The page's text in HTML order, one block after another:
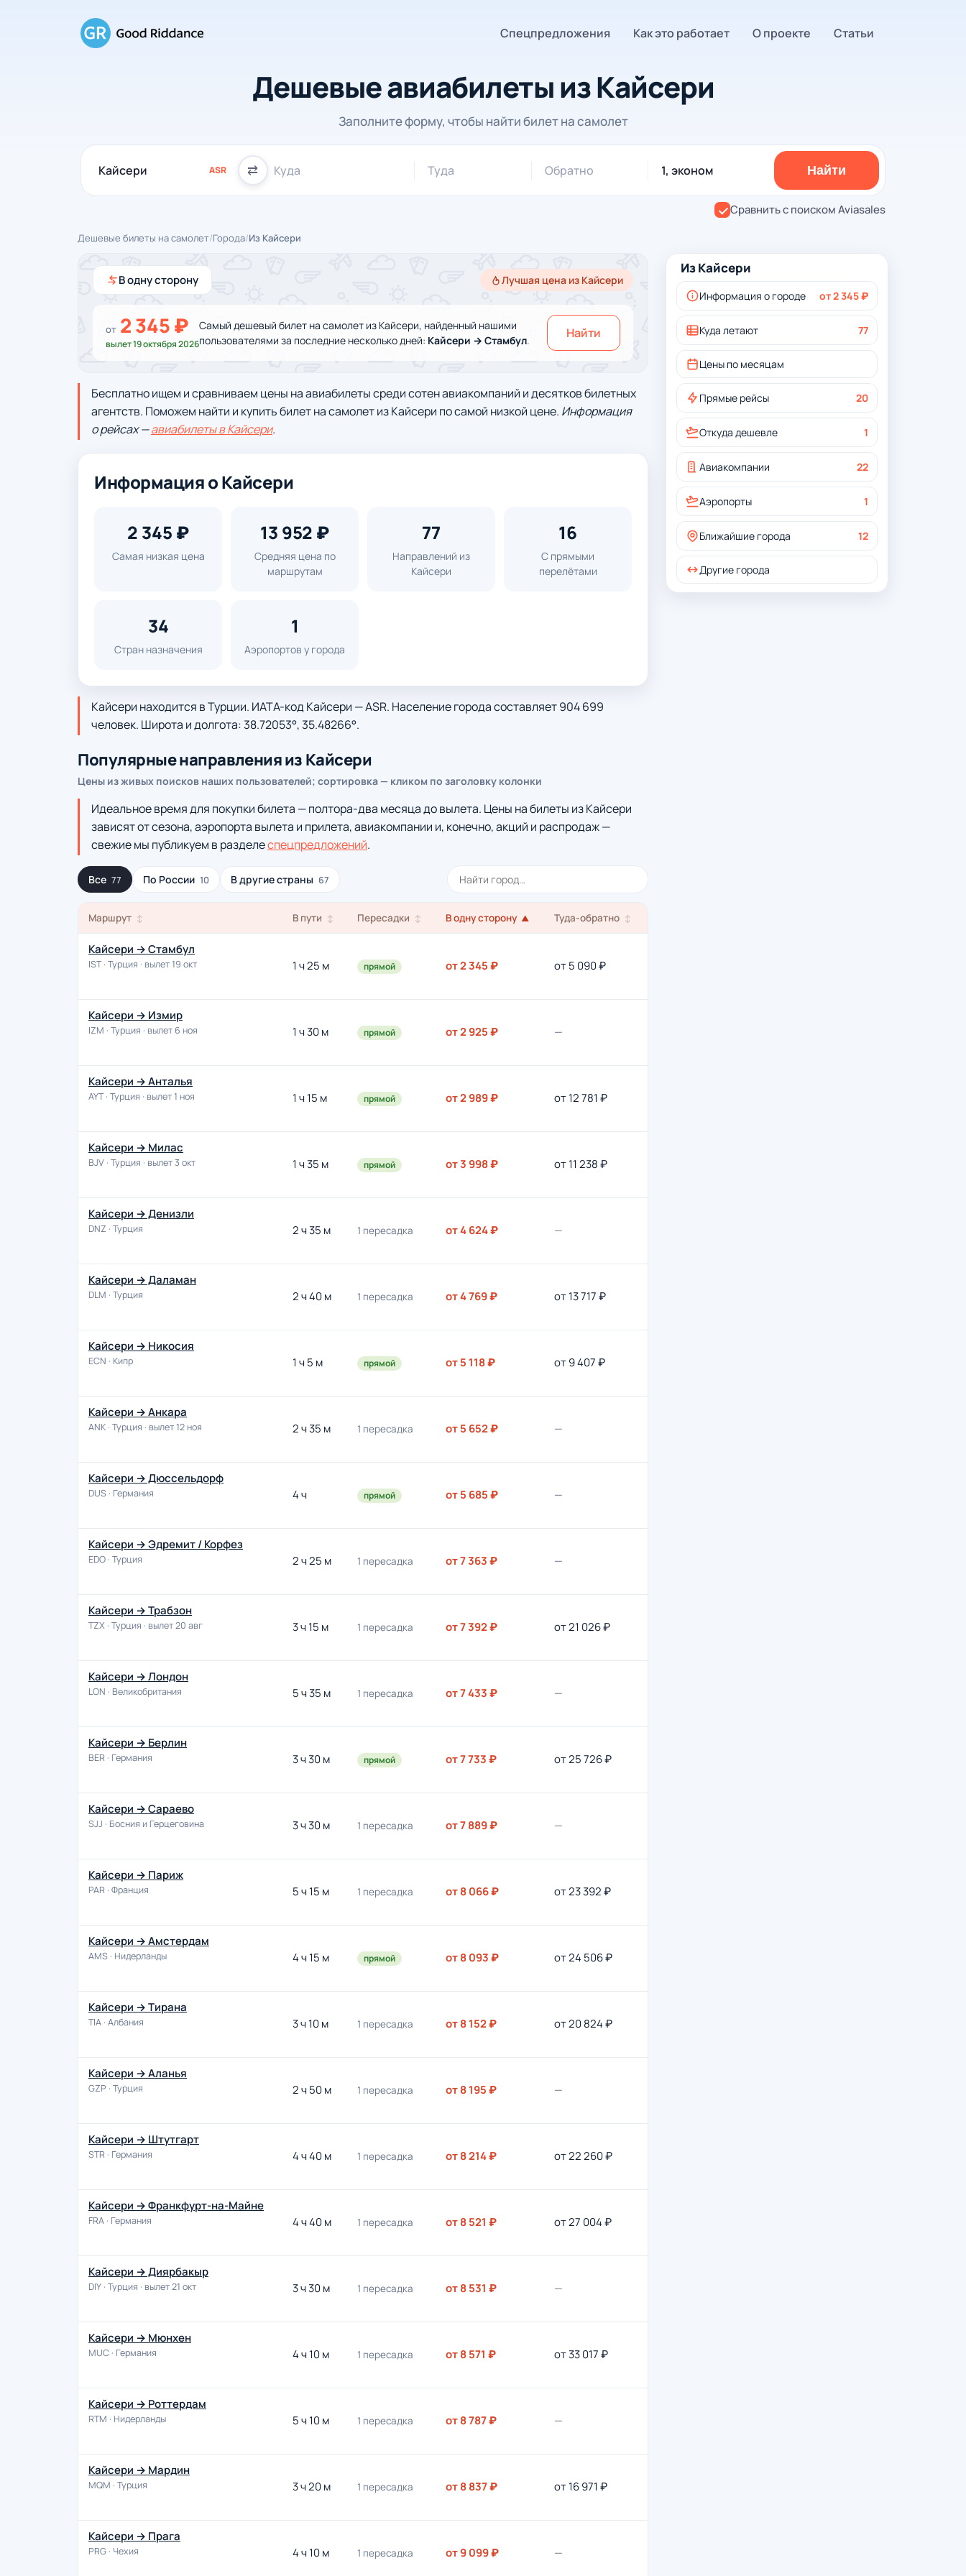
Спецпредложения Как это работает О проекте Статьи
Дешевые авиабилеты из Кайсери
Заполните форму, чтобы найти билет на самолет
ASR ⇄ Туда Обратно 1, эконом Найти
Сравнить с поиском Aviasales
Дешевые билеты на самолет/Города/Из Кайсери
В одну сторону Лучшая цена из Кайсери
от 2 345 ₽
вылет 19 октября 2026
Самый дешевый билет на самолет из Кайсери, найденный нашими
пользователями за последние несколько дней: Кайсери → Стамбул. Найти
Бесплатно ищем и сравниваем цены на авиабилеты среди сотен авиакомпаний и десятков билетных
агентств. Поможем найти и купить билет на самолет из Кайсери по самой низкой цене. Информация
о рейсах —авиабилеты в Кайсери.
Информация о Кайсери
2 345 ₽
Самая низкая цена
13 952 ₽
Средняя цена по
маршрутам
77
Направлений из
Кайсери
16
С прямыми
перелётами
34
Стран назначения
1
Аэропортов у города
Кайсери находится в Турции. ИАТА-код Кайсери — ASR. Население города составляет 904 699
человек. Широта и долгота: 38.72053°, 35.48266°.
Популярные направления из Кайсери
Цены из живых поисков наших пользователей; сортировка — кликом по заголовку колонки
Идеальное время для покупки билета — полтора-два месяца до вылета. Цены на билеты из Кайсери
зависят от сезона, аэропорта вылета и прилета, авиакомпании и, конечно, акций и распродаж —
свежие мы публикуем в разделеспецпредложений.
Все 77 По России 10 В другие страны 67
Маршрут ↕ В пути ↕ Пересадки ↕ В одну сторону ▲ Туда-обратно ↕
Кайсери → Стамбул
IST · Турция · вылет 19 окт 1 ч 25 м прямой от 2 345 ₽ от 5 090 ₽
Кайсери → Измир
IZM · Турция · вылет 6 ноя 1 ч 30 м прямой от 2 925 ₽ —
Кайсери → Анталья
AYT · Турция · вылет 1 ноя 1 ч 15 м прямой от 2 989 ₽ от 12 781 ₽
Кайсери → Милас
BJV · Турция · вылет 3 окт 1 ч 35 м прямой от 3 998 ₽ от 11 238 ₽
Кайсери → Денизли
DNZ · Турция 2 ч 35 м 1 пересадка от 4 624 ₽ —
Кайсери → Даламан
DLM · Турция 2 ч 40 м 1 пересадка от 4 769 ₽ от 13 717 ₽
Кайсери → Никосия
ECN · Кипр 1 ч 5 м прямой от 5 118 ₽ от 9 407 ₽
Кайсери → Анкара
ANK · Турция · вылет 12 ноя 2 ч 35 м 1 пересадка от 5 652 ₽ —
Кайсери → Дюссельдорф
DUS · Германия 4 ч прямой от 5 685 ₽ —
Кайсери → Эдремит / Корфез
EDO · Турция 2 ч 25 м 1 пересадка от 7 363 ₽ —
Кайсери → Трабзон
TZX · Турция · вылет 20 авг 3 ч 15 м 1 пересадка от 7 392 ₽ от 21 026 ₽
Кайсери → Лондон
LON · Великобритания 5 ч 35 м 1 пересадка от 7 433 ₽ —
Кайсери → Берлин
BER · Германия 3 ч 30 м прямой от 7 733 ₽ от 25 726 ₽
Кайсери → Сараево
SJJ · Босния и Герцеговина 3 ч 30 м 1 пересадка от 7 889 ₽ —
Кайсери → Париж
PAR · Франция 5 ч 15 м 1 пересадка от 8 066 ₽ от 23 392 ₽
Кайсери → Амстердам
AMS · Нидерланды 4 ч 15 м прямой от 8 093 ₽ от 24 506 ₽
Кайсери → Тирана
TIA · Албания 3 ч 10 м 1 пересадка от 8 152 ₽ от 20 824 ₽
Кайсери → Аланья
GZP · Турция 2 ч 50 м 1 пересадка от 8 195 ₽ —
Кайсери → Штутгарт
STR · Германия 4 ч 40 м 1 пересадка от 8 214 ₽ от 22 260 ₽
Кайсери → Франкфурт-на-Майне
FRA · Германия 4 ч 40 м 1 пересадка от 8 521 ₽ от 27 004 ₽
Кайсери → Диярбакыр
DIY · Турция · вылет 21 окт 3 ч 30 м 1 пересадка от 8 531 ₽ —
Кайсери → Мюнхен
MUC · Германия 4 ч 10 м 1 пересадка от 8 571 ₽ от 33 017 ₽
Кайсери → Роттердам
RTM · Нидерланды 5 ч 10 м 1 пересадка от 8 787 ₽ —
Кайсери → Мардин
MQM · Турция 3 ч 20 м 1 пересадка от 8 837 ₽ от 16 971 ₽
Кайсери → Прага
PRG · Чехия 4 ч 10 м 1 пересадка от 9 099 ₽ —
Из Кайсери
Информация о городе от 2 345 ₽
Куда летают 77
Цены по месяцам
Прямые рейсы 20
Откуда дешевле 1
Авиакомпании 22
Аэропорты 1
Ближайшие города 12
Другие города